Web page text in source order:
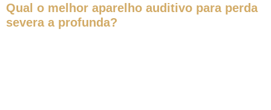
Qual o melhor aparelho auditivo para perda
severa a profunda?